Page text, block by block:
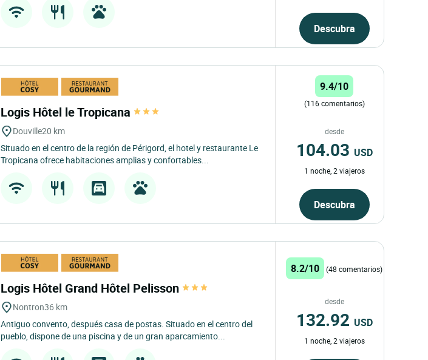
Descubra
Logis Hôtel le Tropicana
Douville20 km
Situado en el centro de la región de Périgord, el hotel y restaurante Le
Tropicana ofrece habitaciones amplias y confortables...
9.4/10
(116 comentarios)
desde
104.03 USD
1 noche, 2 viajeros
Descubra
Logis Hôtel Grand Hôtel Pelisson
Nontron36 km
Antiguo convento, después casa de postas. Situado en el centro del
pueblo, dispone de una piscina y de un gran aparcamiento...
8.2/10 (48 comentarios)
desde
132.92 USD
1 noche, 2 viajeros